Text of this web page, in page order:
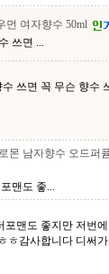
먼 여자향수 50ml
쓰면 ...
쓰면 꼭 무슨 향수
몬 남자향수 오드퍼
맨도 좋...
맨도 좋지만 저번
ㅎ감사합니다 디써